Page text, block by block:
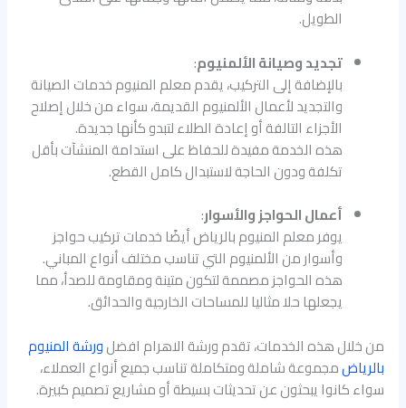
الطويل.
تجديد وصيانة الألمنيوم:
بالإضافة إلى التركيب، يقدم معلم المنيوم خدمات الصيانة
والتجديد لأعمال الألمنيوم القديمة، سواء من خلال إصلاح
الأجزاء التالفة أو إعادة الطلاء لتبدو كأنها جديدة.
هذه الخدمة مفيدة للحفاظ على استدامة المنشآت بأقل
تكلفة ودون الحاجة لاستبدال كامل القطع.
أعمال الحواجز والأسوار:
يوفر معلم المنيوم بالرياض أيضًا خدمات تركيب حواجز
وأسوار من الألمنيوم التي تناسب مختلف أنواع المباني.
هذه الحواجز مصممة لتكون متينة ومقاومة للصدأ، مما
يجعلها حلا مثاليا للمساحات الخارجية والحدائق.
من خلال هذه الخدمات، تقدم ورشة الاهرام افضلورشة المنيوم
بالرياضمجموعة شاملة ومتكاملة تناسب جميع أنواع العملاء،
سواء كانوا يبحثون عن تحديثات بسيطة أو مشاريع تصميم كبيرة.